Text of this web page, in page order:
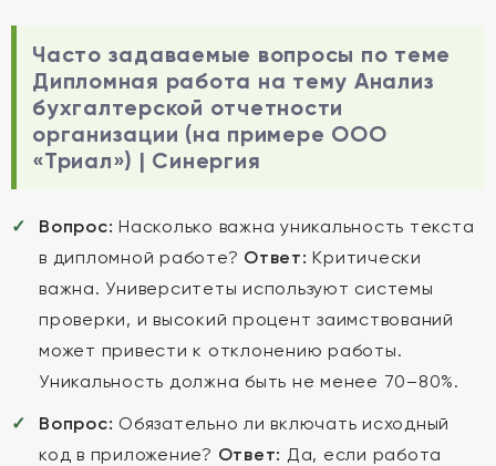
Часто задаваемые вопросы по теме
Дипломная работа на тему Анализ
бухгалтерской отчетности
организации (на примере ООО
«Триал») | Синергия
Вопрос: Насколько важна уникальность текста
в дипломной работе? Ответ: Критически
важна. Университеты используют системы
проверки, и высокий процент заимствований
может привести к отклонению работы.
Уникальность должна быть не менее 70–80%.
Вопрос: Обязательно ли включать исходный
код в приложение? Ответ: Да, если работа